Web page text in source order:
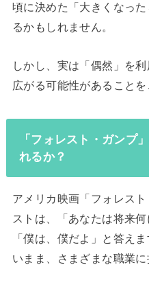
頃に決めた「大きくなっ
るかもしれません。
しかし、実は「偶然」を
広がる可能性があることを
「フォレスト・ガンプ
れるか？
アメリカ映画「フォレス
ストは、「あなたは将来
「僕は、僕だよ」と答え
いまま、さまざまな職業に